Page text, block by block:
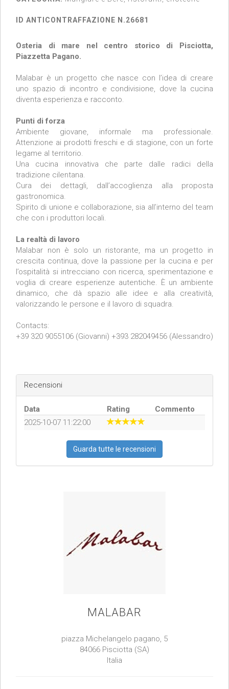
ID ANTICONTRAFFAZIONE N.26681
Osteria di mare nel centro storico di Pisciotta,
Piazzetta Pagano.
Malabar è un progetto che nasce con l’idea di creare
uno spazio di incontro e condivisione, dove la cucina
diventa esperienza e racconto.
Punti di forza
Ambiente giovane, informale ma professionale.
Attenzione ai prodotti freschi e di stagione, con un forte
legame al territorio.
Una cucina innovativa che parte dalle radici della
tradizione cilentana.
Cura dei dettagli, dall’accoglienza alla proposta
gastronomica.
Spirito di unione e collaborazione, sia all’interno del team
che con i produttori locali.
La realtà di lavoro
Malabar non è solo un ristorante, ma un progetto in
crescita continua, dove la passione per la cucina e per
l’ospitalità si intrecciano con ricerca, sperimentazione e
voglia di creare esperienze autentiche. È un ambiente
dinamico, che dà spazio alle idee e alla creatività,
valorizzando le persone e il lavoro di squadra.
Contacts:
+39 320 9055106 (Giovanni) +393 282049456 (Alessandro)
Recensioni
Data Rating
Commento
2025-10-07 11:22:00
Guarda tutte le recensioni
MALABAR
piazza Michelangelo pagano, 5
84066 Pisciotta (SA)
Italia